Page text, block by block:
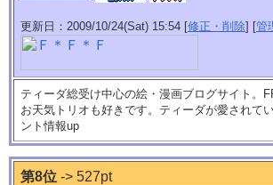
更新日：2009/10/24(Sat) 15:54 [修正・削除] [管
ティーダ総受け中心の絵・漫画ブログサイト。
お天気トリオも好きです。ティーダが愛され
ント情報up
第8位 -> 527pt